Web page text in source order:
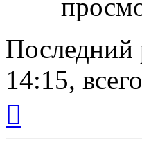
Последний
14:15,
началу